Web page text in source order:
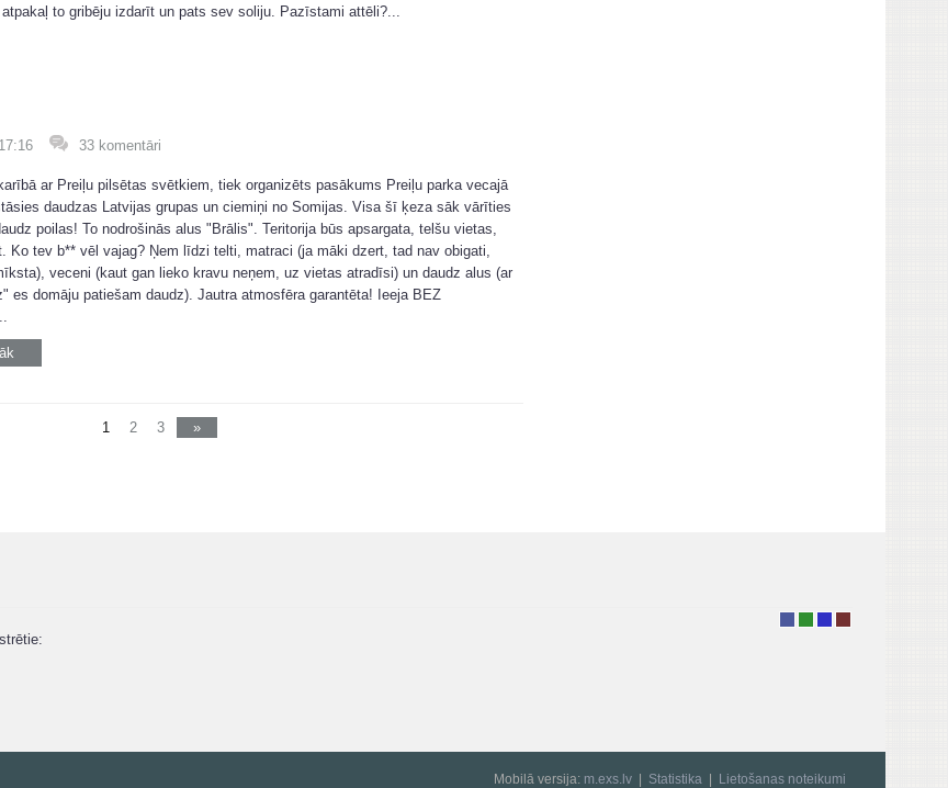
to gribēju izdarīt un pats sev soliju. Pazīstami attēli?...
33 komentāri
ar Preiļu pilsētas svētkiem, tiek organizēts pasākums Preiļu parka vecajā
daudzas Latvijas grupas un ciemiņi no Somijas. Visa šī ķeza sāk vārīties
poilas! To nodrošinās alus "Brālis". Teritorija būs apsargata, telšu vietas,
Ko tev b** vēl vajag? Ņem līdzi telti, matraci (ja māki dzert, tad nav obigati,
veceni (kaut gan lieko kravu neņem, uz vietas atradīsi) un daudz alus (ar
es domāju patiešam daudz). Jautra atmosfēra garantēta! Ieeja BEZ
1 2 3 »
Mobilā versija: m.exs.lv Statistika Lietošanas noteikumi